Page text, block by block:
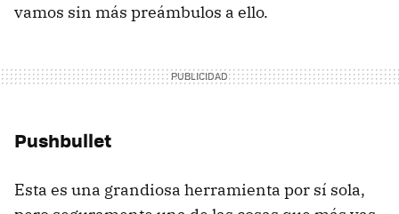
vamos sin más preámbulos a ello.
Pushbullet
Esta es una grandiosa herramienta por sí sola,